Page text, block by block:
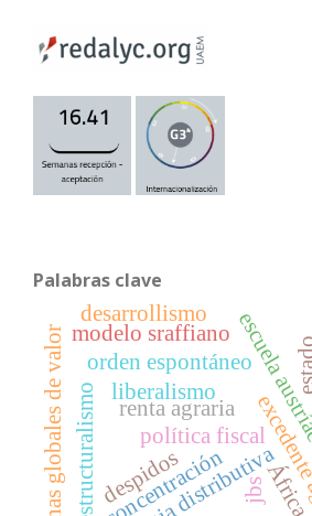
Palabras clave
política fiscal
escuela
liberalismo
orden espontáneo
puja distributiva
renta agraria
concentración
modelo sraffiano
estructuralismo
desarrollismo
despidos
cadenas globales de valor jbs